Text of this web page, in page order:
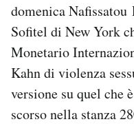
SHOP
CALENDARIO
domenica
Sofitel di New York
Monetario
Kahn di violenza
versione su quel che
scorso nella stanza